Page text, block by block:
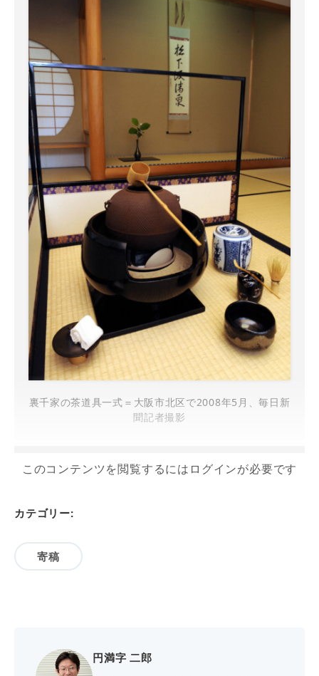
裏千家の茶道具一式＝大阪市北区で2008年5月、毎日新
聞記者撮影
このコンテンツを閲覧するにはログインが必要です
カテゴリー:
寄稿
円満字 二郎